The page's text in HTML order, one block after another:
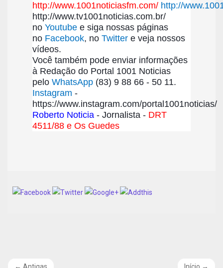
http://www.1001noticiasfm.com/ http://
http://www.tv1001noticias.com.br/
no Youtube e siga nossas páginas
no Facebook, no Twitter e veja nossos
vídeos.
Você também pode enviar informações
à Redação do Portal 1001 Noticias
pelo WhatsApp (83) 9 88 66 - 50 11.
Instagram -
https://www.instagram.com/portal1001noticias/
Roberto Noticia - Jornalista - DRT
4511/88 e Os Guedes